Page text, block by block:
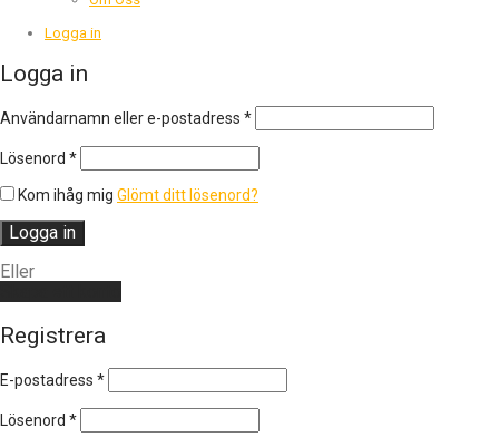
Logga in
Logga in
Användarnamn eller e-postadress *Obligatoriskt
Lösenord *Obligatoriskt
Kom ihåg mig Glömt ditt lösenord?
Logga in
Eller
Registrera
E-postadress *
Lösenord *